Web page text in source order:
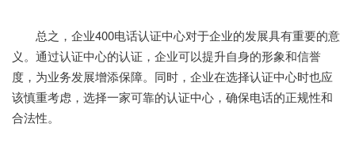
总之，企业400电话认证中心对于企业的发展具有重要的意
义。通过认证中心的认证，企业可以提升自身的形象和信誉
度，为业务发展增添保障。同时，企业在选择认证中心时也应
该慎重考虑，选择一家可靠的认证中心，确保电话的正规性和
合法性。